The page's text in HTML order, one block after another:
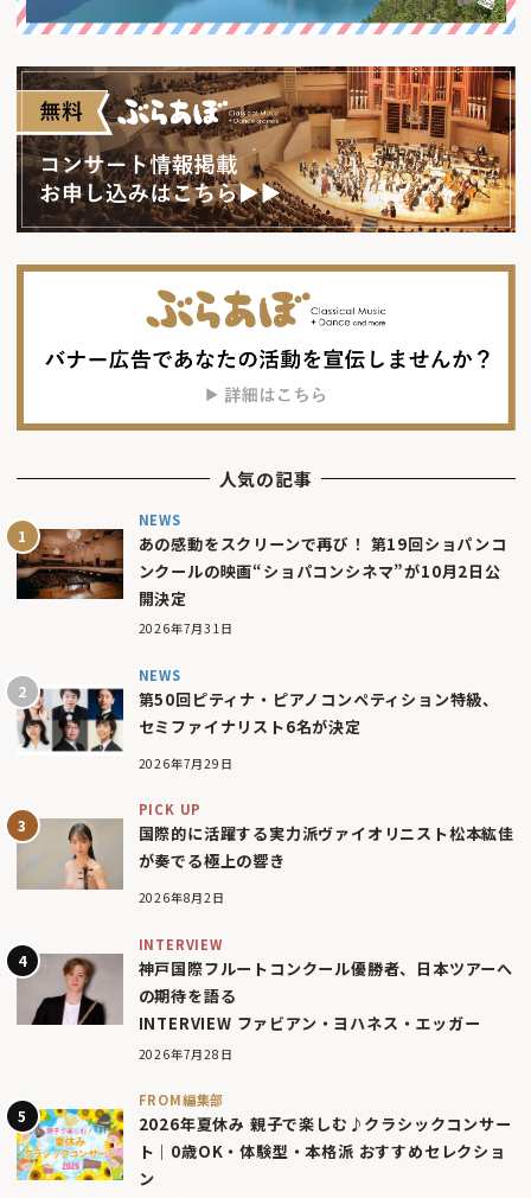
人気の記事
NEWS
あの感動をスクリーンで再び！ 第19回ショパンコ
ンクールの映画“ショパコンシネマ”が10月2日公
開決定
2026年7月31日
NEWS
第50回ピティナ・ピアノコンペティション特級、
セミファイナリスト6名が決定
2026年7月29日
PICK UP
国際的に活躍する実力派ヴァイオリニスト松本紘佳
が奏でる極上の響き
2026年8月2日
INTERVIEW
神戸国際フルートコンクール優勝者、日本ツアーへ
の期待を語る
INTERVIEW ファビアン・ヨハネス・エッガー
2026年7月28日
FROM編集部
2026年夏休み 親子で楽しむ♪クラシックコンサー
ト｜0歳OK・体験型・本格派 おすすめセレクショ
ン